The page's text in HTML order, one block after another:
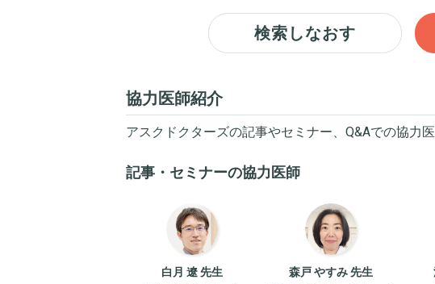
検索しなおす
協力医師紹介
アスクドクターズの記事やセミナー、Q&Aでの協力医
記事・セミナーの協力医師
白月 遼 先生 森戸 やすみ 先生